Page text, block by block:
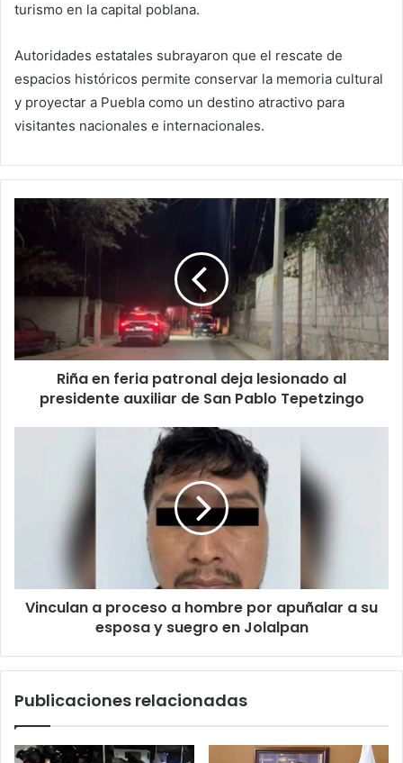
turismo en la capital poblana.
Autoridades estatales subrayaron que el rescate de
espacios históricos permite conservar la memoria cultural
y proyectar a Puebla como un destino atractivo para
visitantes nacionales e internacionales.
Riña en feria patronal deja lesionado al
presidente auxiliar de San Pablo Tepetzingo
Vinculan a proceso a hombre por apuñalar a su
esposa y suegro en Jolalpan
Publicaciones relacionadas